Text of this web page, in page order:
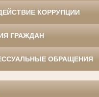
КОРРУПЦИИ
ГРАЖДАН
ОБРАЩЕНИЯ